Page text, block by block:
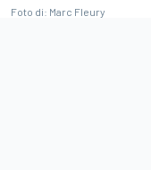
Foto di: Marc Fleury